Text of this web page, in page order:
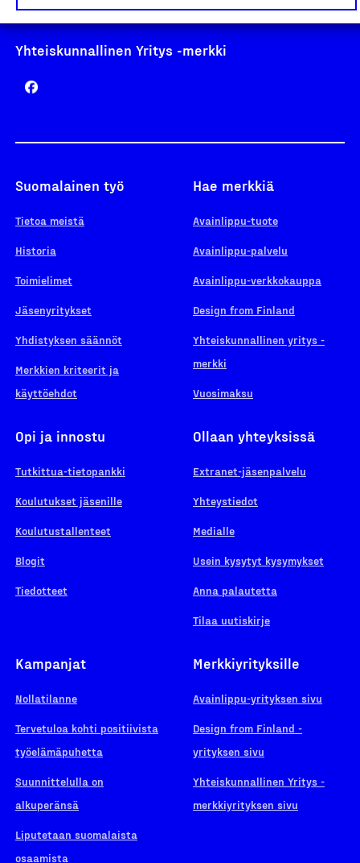
Yhteiskunnallinen Yritys -merkki
Suomalainen työ
Tietoa meistä
Historia
Toimielimet
Jäsenyritykset
Yhdistyksen säännöt
Merkkien kriteerit ja
käyttöehdot
Hae merkkiä
Avainlippu-tuote
Avainlippu-palvelu
Avainlippu-verkkokauppa
Design from Finland
Yhteiskunnallinen yritys -
merkki
Vuosimaksu
Opi ja innostu
Tutkittua-tietopankki
Koulutukset jäsenille
Koulutustallenteet
Blogit
Tiedotteet
Ollaan yhteyksissä
Extranet-jäsenpalvelu
Yhteystiedot
Medialle
Usein kysytyt kysymykset
Anna palautetta
Tilaa uutiskirje
Kampanjat
Nollatilanne
Tervetuloa kohti positiivista
työelämäpuhetta
Suunnittelulla on
alkuperänsä
Liputetaan suomalaista
osaamista
Merkkiyrityksille
Avainlippu-yrityksen sivu
Design from Finland -
yrityksen sivu
Yhteiskunnallinen Yritys -
merkkiyrityksen sivu